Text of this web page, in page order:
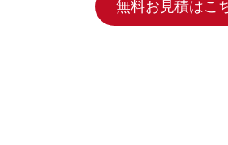
無料お見積はこ